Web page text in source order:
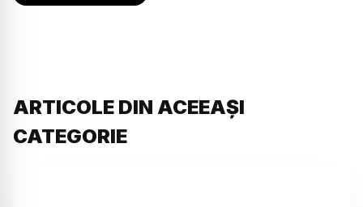
ARTICOLE DIN ACEEAȘI
CATEGORIE